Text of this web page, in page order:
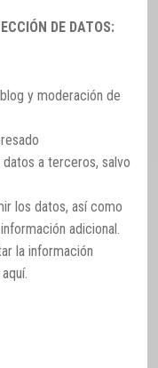
DE DATOS:
y moderación de
a terceros, salvo
los datos, así como
adicional.
la información
aquí.